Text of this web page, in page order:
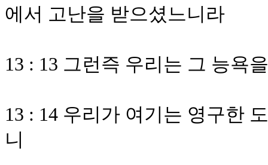
에서 고난을 받으셨느니라
13 : 13 그런즉 우리는 그 능욕
13 : 14 우리가 여기는 영구한
니